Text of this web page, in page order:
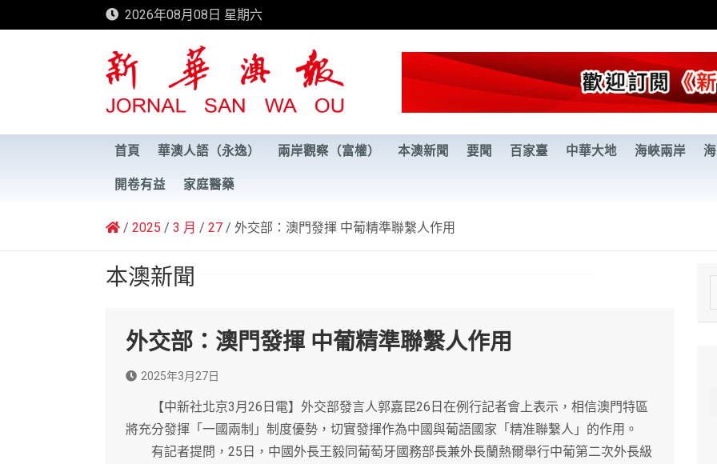
to
2026年08月08日 星期六
新華澳報
首頁 華澳人語（永逸） 兩岸觀察（富權） 本澳新聞 要聞 百家臺 中華大地 海峽兩岸
開卷有益 家庭醫藥
2025 3 月 27 外交部：澳門發揮 中葡精準聯繫人作用
本澳新聞
外交部：澳門發揮 中葡精準聯繫人作用
2025年3月27日
【中新社北京3月26日電】外交部發言人郭嘉昆26日在例行記者會上表示，相信澳門特區
將充分發揮「一國兩制」制度優勢，切實發揮作為中國與葡語國家「精准聯繫人」的作用。
有記者提問，25日，中國外長王毅同葡萄牙國務部長兼外長蘭熱爾舉行中葡第二次外長級
e